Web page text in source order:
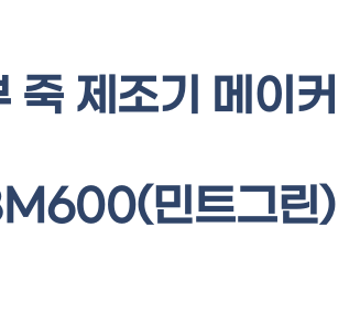
죽 제조기 메이커
민트그린)